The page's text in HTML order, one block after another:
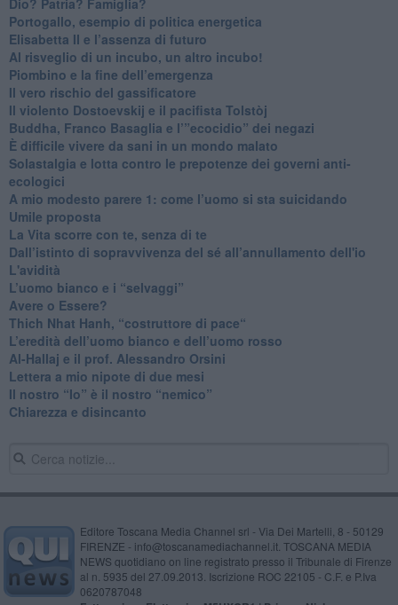
Portogallo, esempio di politica energetica
​Elisabetta II e l’assenza di futuro
Al risveglio di un incubo, un altro incubo!
​Piombino e la fine dell’emergenza
​Il vero rischio del gassificatore
​Il violento Dostoevskij e il pacifista Tolstòj
​Buddha, Franco Basaglia e l’”ecocidio” dei negazi
​È difficile vivere da sani in un mondo malato
Solastalgia e lotta contro le prepotenze dei governi anti-
ecologici
​A mio modesto parere 1: come l’uomo si sta suicidando
​Umile proposta
​La Vita scorre con te, senza di te
​Dall’istinto di sopravvivenza del sé all’annullamento dell'io
L'avidità
​L’uomo bianco e i “selvaggi”
​Avere o Essere?
​Thich Nhat Hanh, “costruttore di pace“
​L’eredità dell’uomo bianco e dell’uomo rosso
Al-Hallaj e il prof. Alessandro Orsini
​Lettera a mio nipote di due mesi
​Il nostro “Io” è il nostro “nemico”
​Chiarezza e disincanto
Editore Toscana Media Channel srl - Via Dei Martelli, 8 - 50129
FIRENZE - info@toscanamediachannel.it. TOSCANA MEDIA
NEWS quotidiano on line registrato presso il Tribunale di Firenze
al n. 5935 del 27.09.2013. Iscrizione ROC 22105 - C.F. e P.Iva
0620787048